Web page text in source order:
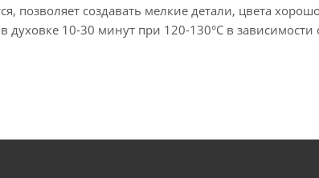
позволяет создавать мелкие детали, цвета
духовке 10-30 минут при 120-130°C в